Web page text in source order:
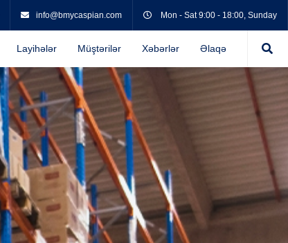
info@bmycaspian.com Mon - Sat 9:00 - 18:00, Sunday
Layihələr Müştərilər Xəbərlər Əlaqə